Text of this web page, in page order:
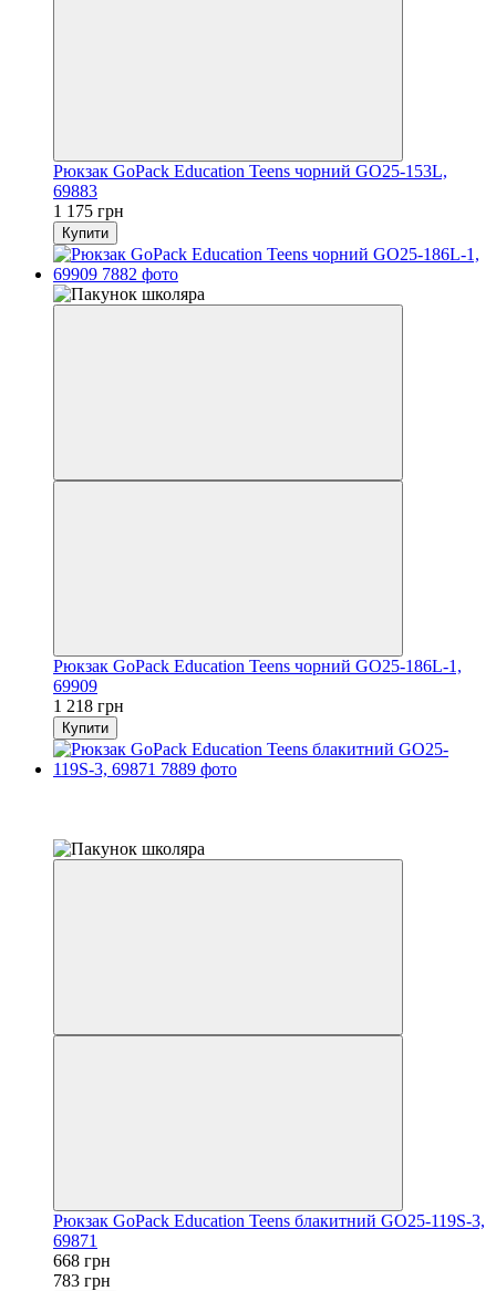
Рюкзак GoPack Education Teens чорний GO25-153L,
69883
1 175 грн
Купити
Рюкзак GoPack Education Teens чорний GO25-186L-1,
69909
1 218 грн
Купити
Рюкзак GoPack Education Teens блакитний GO25-119S-3,
69871
668 грн
783 грн